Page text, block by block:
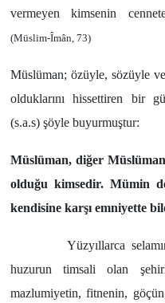
vermeyen kimsenin
(Müslim-Îmân, 73)
Müslüman; özüyle, sözüyle
olduklarını hissettiren bir
(s.a.s) şöyle buyurmuştur:
Müslüman, diğer
olduğu kimsedir. Mümin
kendisine karşı emniyette
Yüzyıllarca
huzurun timsali olan
mazlumiyetin, fitnenin,